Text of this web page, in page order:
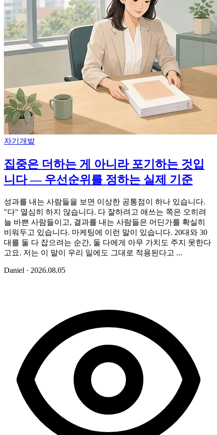
자기개발
집중은 더하는 게 아니라 포기하는 것입
니다 — 우선순위를 정하는 실제 기준
성과를 내는 사람들을 보면 이상한 공통점이 하나 있습니다.
"다" 열심히 하지 않습니다. 다 잘하려고 애쓰는 쪽은 오히려
늘 바쁜 사람들이고, 결과를 내는 사람들은 어딘가를 확실히
비워두고 있습니다. 마케팅에 이런 말이 있습니다. 20대와 30
대를 둘 다 잡으려는 순간, 둘 다에게 아무 가치도 주지 못한다
고요. 저는 이 말이 우리 일에도 그대로 적용된다고 ...
Daniel · 2026.08.05